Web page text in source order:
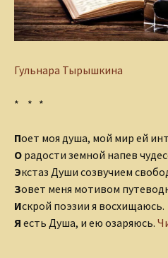
Гульнара Тырышкина
* * *
Поет моя душа, мой мир ей
О радости земной напев
Экстаз Души созвучием
Зовет меня мотивом
Искрой поэзии я восхищаюсь.
Я есть Душа, и ею озаряюсь.